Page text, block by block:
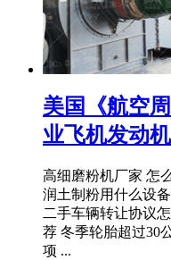
美国《航空
业飞机发动
高细磨粉机厂家 怎
润土制粉用什么设
二手车辆转让协议
荐 冬季轮胎超过30
项 ...